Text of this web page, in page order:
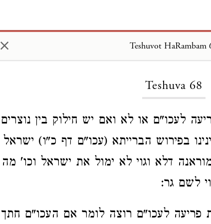
× Teshuvot HaRambam
Teshuva 68
לעכו"ם או לא ואם יש חילוק בין נוצרים
בפירוש הברייתא (עכו"ם דף כ"ו) ישראל
דלא וגוי לא ימול את ישראל וכו' מה
לשם גר:
פריעה לעכו"ם רוצה לומר אם העכו"ם חתך